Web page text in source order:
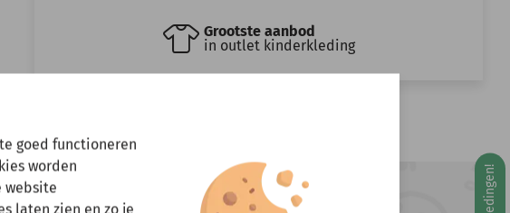
Grootste aanbod
in outlet kinderkleding
Heeft u vragen?
dan maandag 10 augustus
goed functioneren
worden
website
laten zien en zo je